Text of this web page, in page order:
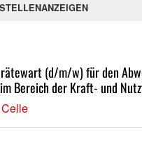
(d/m/w) für den
Bereich der Kraft- und